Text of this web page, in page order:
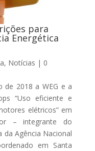
para
Energética
, Notícias | 0
de 2018 a WEG e a
“Uso eficiente e
elétricos” em
– integrante do
da Agência Nacional
em Santa